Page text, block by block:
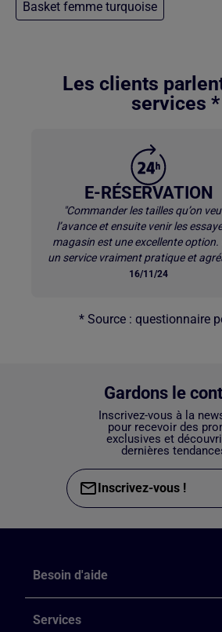
Basket femme turquoise
Les clients
services *
E-RÉSERVATION
"Commander les tailles qu’on
l’avance et ensuite venir les
magasin est une excellente option.
un service vraiment pratique et
16/11/24
* Source : questionnaire
Gardons le
Inscrivez-vous à la
pour recevoir des
exclusives et
dernières
Inscrivez-vous !
Besoin d'aide
Services